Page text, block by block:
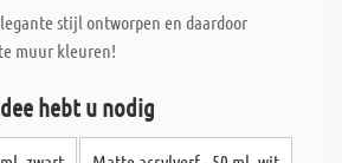
stijl ontworpen en daardoor
muur kleuren!
hebt u nodig